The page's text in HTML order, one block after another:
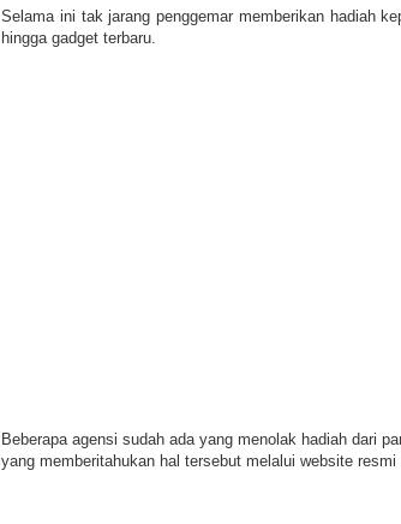
Selama ini tak jarang penggemar memberikan hadiah
hingga gadget terbaru.
Beberapa agensi sudah ada yang menolak hadiah dari
yang memberitahukan hal tersebut melalui website resmi